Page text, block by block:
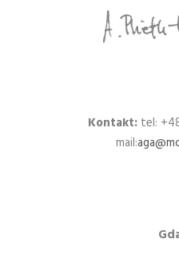
Kontakt:tel:
mail: